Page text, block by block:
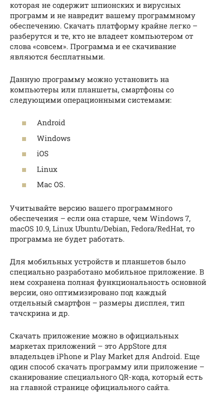
которая не содержит шпионских и вирусных
программ и не навредит вашему программному
обеспечению. Скачать платформу крайне легко –
разберутся и те, кто не владеет компьютером от
слова «совсем». Программа и ее скачивание
являются бесплатными.
Данную программу можно установить на
компьютеры или планшеты, смартфоны со
следующими операционными системами:
Android
Windows
iOS
Linux
Mac OS.
Учитывайте версию вашего программного
обеспечения – если она старше, чем Windows 7,
macOS 10.9, Linux Ubuntu/Debian, Fedora/RedHat, то
программа не будет работать.
Для мобильных устройств и планшетов было
специально разработано мобильное приложение. В
нем сохранена полная функциональность основной
версии, оно оптимизировано под каждый
отдельный смартфон – размеры дисплея, тип
тачскрина и др.
Скачать приложение можно в официальных
маркетах приложений – это AppStore для
владельцев iPhone и Play Market для Android. Еще
один способ скачать программу или приложение –
сканирование специального QR-кода, который есть
на главной странице официального сайта.